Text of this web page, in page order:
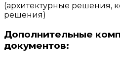
(архитектурные решения,
решения)
Дополнительные
документов: